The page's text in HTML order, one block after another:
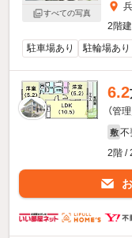
すべての写真
2階
駐車場あり
駐輪場あり
6.2
（管
敷 不
2階 /